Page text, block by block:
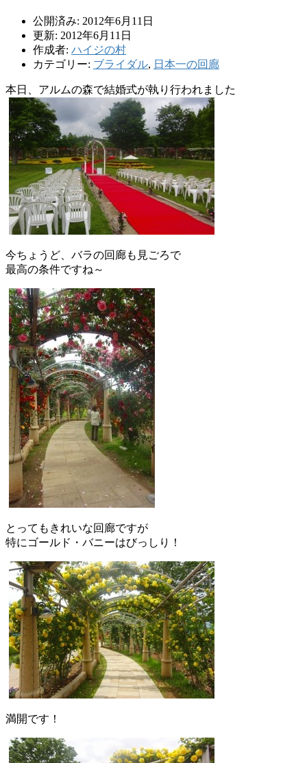
公開済み: 2012年6月11日
更新: 2012年6月11日
作成者: ハイジの村
カテゴリー: ブライダル, 日本一の回廊
本日、アルムの森で結婚式が執り行われました
今ちょうど、バラの回廊も見ごろで
最高の条件ですね～
とってもきれいな回廊ですが
特にゴールド・バニーはびっしり！
満開です！